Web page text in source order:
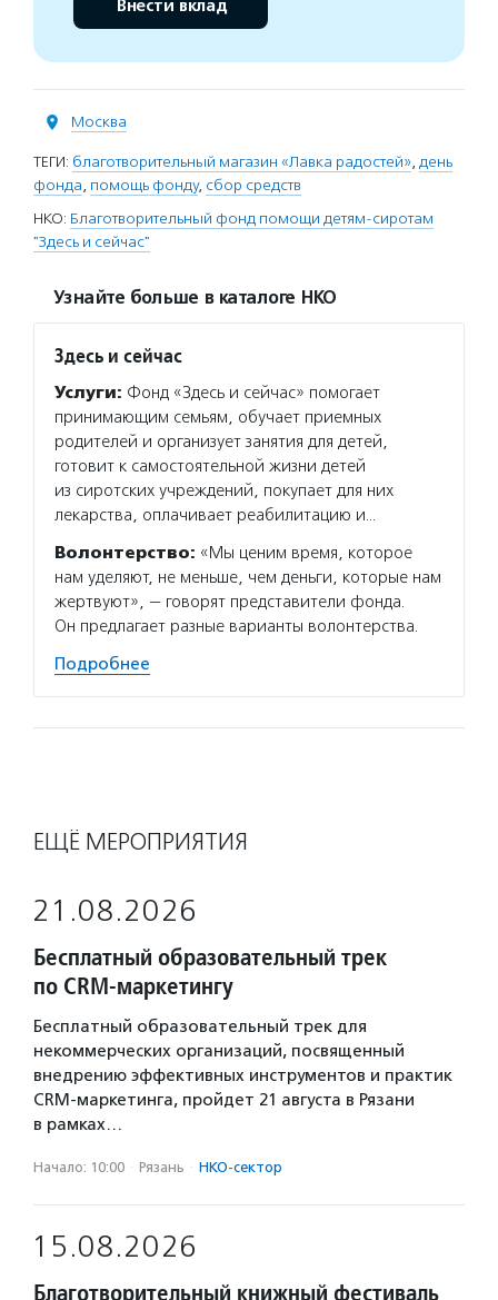
Внести вклад
Москва
ТЕГИ: благотворительный магазин «Лавка радостей», день
фонда, помощь фонду, сбор средств
НКО: Благотворительный фонд помощи детям-сиротам
"Здесь и сейчас"
Узнайте больше в каталоге НКО
Здесь и сейчас
Услуги: Фонд «Здесь и сейчас» помогает
принимающим семьям, обучает приемных
родителей и организует занятия для детей,
готовит к самостоятельной жизни детей
из сиротских учреждений, покупает для них
лекарства, оплачивает реабилитацию и…
Волонтерство: «Мы ценим время, которое
нам уделяют, не меньше, чем деньги, которые нам
жертвуют», — говорят представители фонда.
Он предлагает разные варианты волонтерства.
Подробнее
ЕЩЁ МЕРОПРИЯТИЯ
21.08.2026
Бесплатный образовательный трек
по CRM-маркетингу
Бесплатный образовательный трек для
некоммерческих организаций, посвященный
внедрению эффективных инструментов и практик
CRM-маркетинга, пройдет 21 августа в Рязани
в рамках…
Начало: 10:00 · Рязань · НКО-сектор
15.08.2026
Благотворительный книжный фестиваль